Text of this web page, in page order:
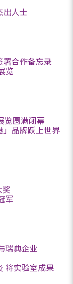
出人士
署合作备忘录
览
览圆满闭幕
品牌跃上世界
奖
军
瑞典企业
将实验室成果